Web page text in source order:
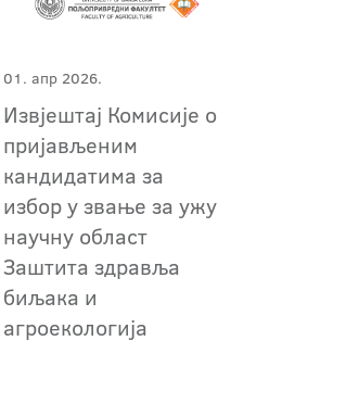
01. апр 2026.
Извјештај Комисије о
пријављеним
кандидатима за
избор у звање за ужу
научну област
Заштита здравља
биљака и
агроекологија